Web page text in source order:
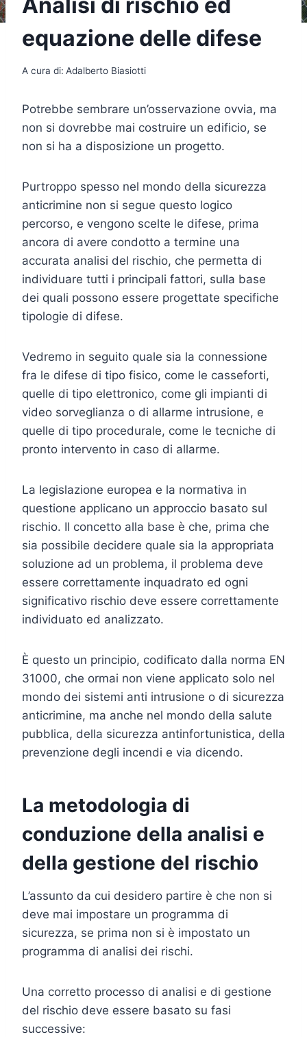
equazione delle difese
A cura di: Adalberto Biasiotti
Potrebbe sembrare un’osservazione ovvia, ma
non si dovrebbe mai costruire un edificio, se
non si ha a disposizione un progetto.
Purtroppo spesso nel mondo della sicurezza
anticrimine non si segue questo logico
percorso, e vengono scelte le difese, prima
ancora di avere condotto a termine una
accurata analisi del rischio, che permetta di
individuare tutti i principali fattori, sulla base
dei quali possono essere progettate specifiche
tipologie di difese.
Vedremo in seguito quale sia la connessione
fra le difese di tipo fisico, come le casseforti,
quelle di tipo elettronico, come gli impianti di
video sorveglianza o di allarme intrusione, e
quelle di tipo procedurale, come le tecniche di
pronto intervento in caso di allarme.
La legislazione europea e la normativa in
questione applicano un approccio basato sul
rischio. Il concetto alla base è che, prima che
sia possibile decidere quale sia la appropriata
soluzione ad un problema, il problema deve
essere correttamente inquadrato ed ogni
significativo rischio deve essere correttamente
individuato ed analizzato.
È questo un principio, codificato dalla norma EN
31000, che ormai non viene applicato solo nel
mondo dei sistemi anti intrusione o di sicurezza
anticrimine, ma anche nel mondo della salute
pubblica, della sicurezza antinfortunistica, della
prevenzione degli incendi e via dicendo.
La metodologia di
conduzione della analisi e
della gestione del rischio
L’assunto da cui desidero partire è che non si
deve mai impostare un programma di
sicurezza, se prima non si è impostato un
programma di analisi dei rischi.
Una corretto processo di analisi e di gestione
del rischio deve essere basato su fasi
successive: